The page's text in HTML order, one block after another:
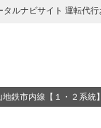
ルナビサイト 運転代
地鉄市内線【１・２系統】